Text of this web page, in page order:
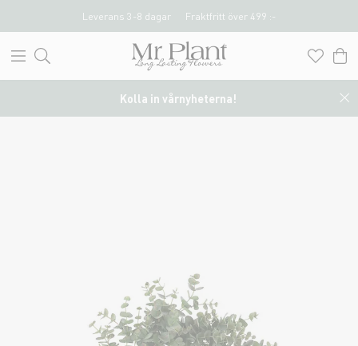
Leverans 3-8 dagar Fraktfritt över 499 :-
Kolla in vårnyheterna!